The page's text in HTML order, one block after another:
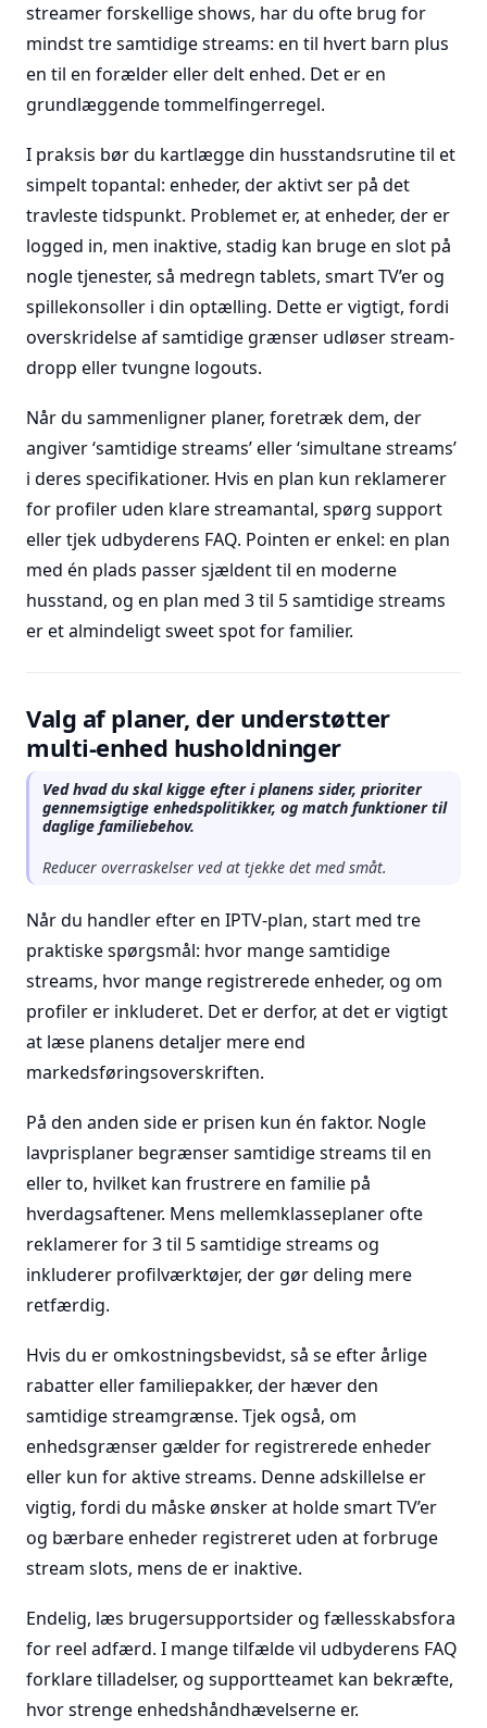
streamer forskellige shows, har du ofte brug for
mindst tre samtidige streams: en til hvert barn plus
en til en forælder eller delt enhed. Det er en
grundlæggende tommelfingerregel.
I praksis bør du kartlægge din husstandsrutine til et
simpelt topantal: enheder, der aktivt ser på det
travleste tidspunkt. Problemet er, at enheder, der er
logged in, men inaktive, stadig kan bruge en slot på
nogle tjenester, så medregn tablets, smart TV’er og
spillekonsoller i din optælling. Dette er vigtigt, fordi
overskridelse af samtidige grænser udløser stream-
dropp eller tvungne logouts.
Når du sammenligner planer, foretræk dem, der
angiver ‘samtidige streams’ eller ‘simultane streams’
i deres specifikationer. Hvis en plan kun reklamerer
for profiler uden klare streamantal, spørg support
eller tjek udbyderens FAQ. Pointen er enkel: en plan
med én plads passer sjældent til en moderne
husstand, og en plan med 3 til 5 samtidige streams
er et almindeligt sweet spot for familier.
Valg af planer, der understøtter
multi-enhed husholdninger
Ved hvad du skal kigge efter i planens sider, prioriter
gennemsigtige enhedspolitikker, og match funktioner til
daglige familiebehov.
Reducer overraskelser ved at tjekke det med småt.
Når du handler efter en IPTV-plan, start med tre
praktiske spørgsmål: hvor mange samtidige
streams, hvor mange registrerede enheder, og om
profiler er inkluderet. Det er derfor, at det er vigtigt
at læse planens detaljer mere end
markedsføringsoverskriften.
På den anden side er prisen kun én faktor. Nogle
lavprisplaner begrænser samtidige streams til en
eller to, hvilket kan frustrere en familie på
hverdagsaftener. Mens mellemklasseplaner ofte
reklamerer for 3 til 5 samtidige streams og
inkluderer profilværktøjer, der gør deling mere
retfærdig.
Hvis du er omkostningsbevidst, så se efter årlige
rabatter eller familiepakker, der hæver den
samtidige streamgrænse. Tjek også, om
enhedsgrænser gælder for registrerede enheder
eller kun for aktive streams. Denne adskillelse er
vigtig, fordi du måske ønsker at holde smart TV’er
og bærbare enheder registreret uden at forbruge
stream slots, mens de er inaktive.
Endelig, læs brugersupportsider og fællesskabsfora
for reel adfærd. I mange tilfælde vil udbyderens FAQ
forklare tilladelser, og supportteamet kan bekræfte,
hvor strenge enhedshåndhævelserne er.